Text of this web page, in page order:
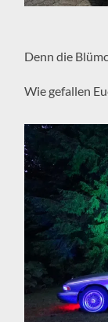
Denn die
Wie gefallen